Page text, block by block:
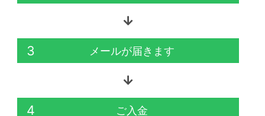
3 メールが届きます
4 ご入金